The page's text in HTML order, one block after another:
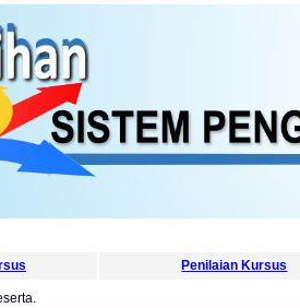
Penilaian Kursus